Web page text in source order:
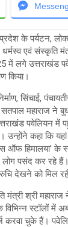
के पर्यटन, लोक
धर्मस्व एवं संस्कृति
में लगे उत्तराखंड
किया।
सिंचाई,
महाराज ने
पवेलियन में
उन्होंने कहा कि
ऑफ हिमालया’
लोग पसंद कर रहे
देखने को मिल
मंत्री श्री महाराज
स्टॉलों में
करवा चुके हैं।